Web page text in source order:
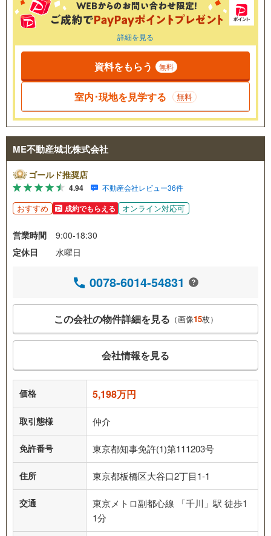
詳細を見る
資料をもらう 無料
室内･現地を見学する 無料
ME不動産城北株式会社
ゴールド推奨店
4.94 不動産会社レビュー36件
おすすめ 成約でもらえる オンライン対応可
営業時間
9:00-18:30
定休日
水曜日
0078-6014-54831
この会社の物件詳細を見る （画像15枚）
会社情報を見る
価格 5,198万円
取引態様 仲介
免許番号 東京都知事免許(1)第111203号
住所 東京都板橋区大谷口2丁目1-1
交通
東京メトロ副都心線 「千川」駅 徒歩1
1分